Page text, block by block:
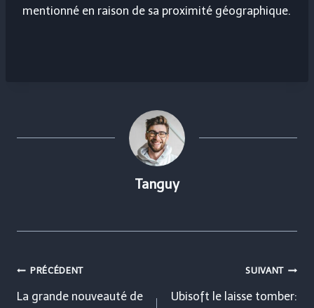
mentionné en raison de sa proximité géographique.
Tanguy
Navigation
de
PRÉCÉDENT
La grande nouveauté de
SUIVANT
Ubisoft le laisse tomber: